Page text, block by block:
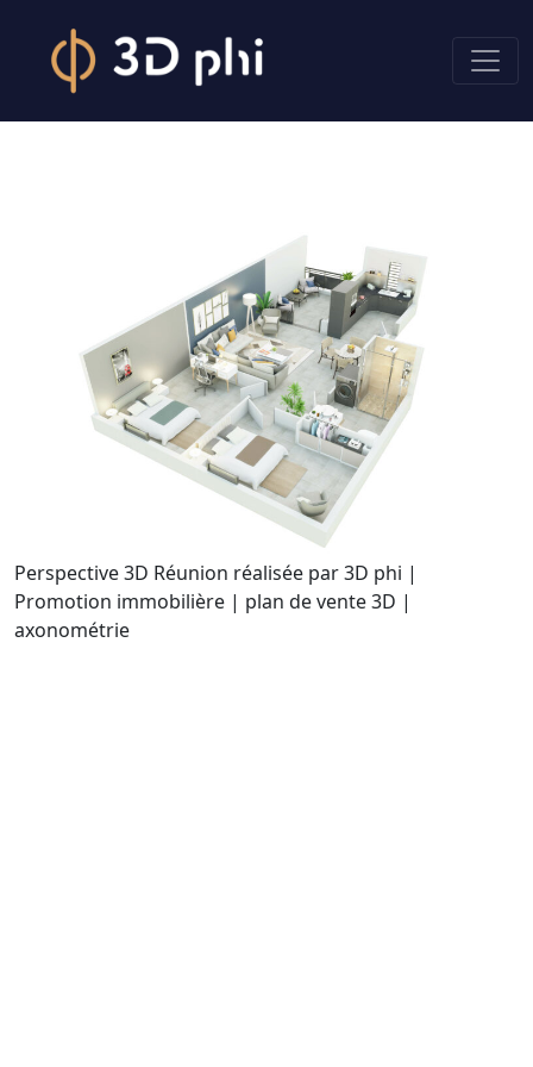
Perspective 3D Réunion réalisée par 3D phi |
Promotion immobilière | plan de vente 3D |
axonométrie